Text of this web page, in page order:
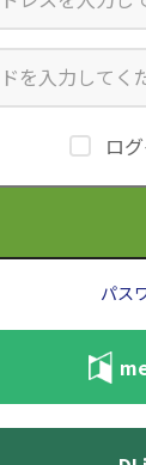
識と適応疾患の
させる可能性が
も含め、本剤
発症に注意し
ロ
パス